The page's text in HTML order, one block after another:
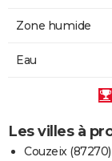
Zone humide
Eau
Les villes à
Couzeix (87270)